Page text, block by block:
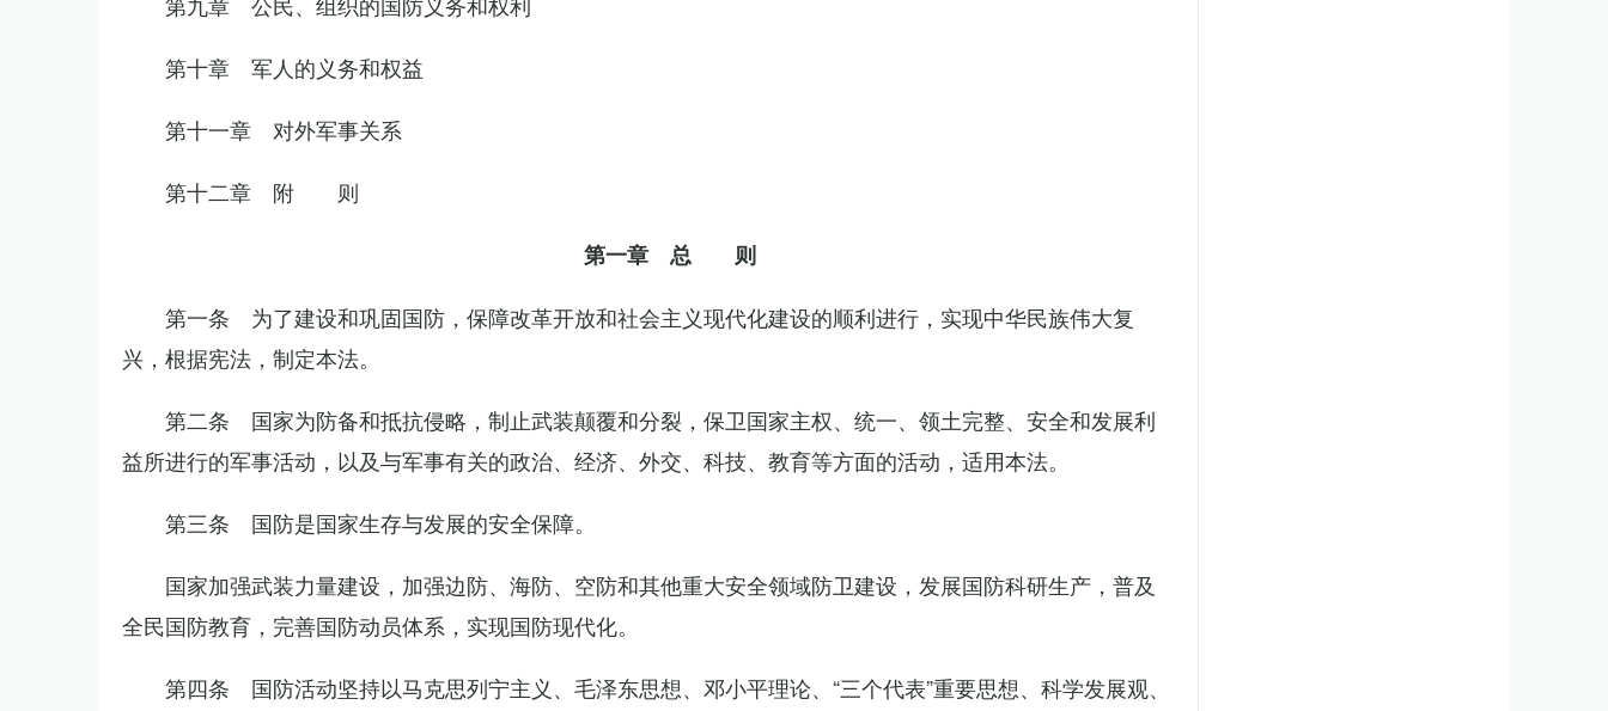
第十章 军人的义务和权益
第十一章 对外军事关系
第十二章 附 则
第一章 总 则
第一条 为了建设和巩固国防，保障改革开放和社会主义现代化建设的顺利进行，实现中华民族伟大复
兴，根据宪法，制定本法。
第二条 国家为防备和抵抗侵略，制止武装颠覆和分裂，保卫国家主权、统一、领土完整、安全和发展利
益所进行的军事活动，以及与军事有关的政治、经济、外交、科技、教育等方面的活动，适用本法。
第三条 国防是国家生存与发展的安全保障。
国家加强武装力量建设，加强边防、海防、空防和其他重大安全领域防卫建设，发展国防科研生产，普及
全民国防教育，完善国防动员体系，实现国防现代化。
第四条 国防活动坚持以马克思列宁主义、毛泽东思想、邓小平理论、“三个代表”重要思想、科学发展观、